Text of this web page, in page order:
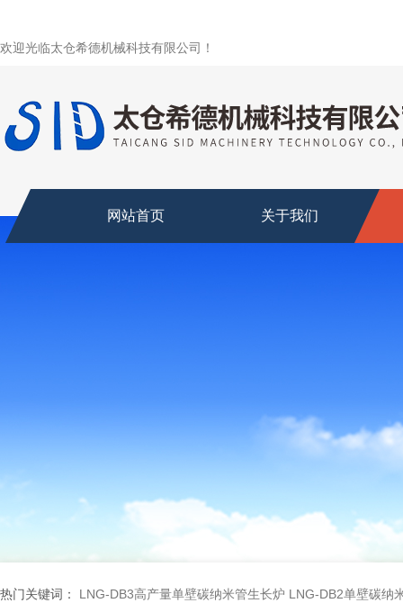
欢迎光临太仓希德机械科技有限公司！
网站首页 关于我们
热门关键词： LNG-DB3高产量单壁碳纳米管生长炉 LNG-DB2单壁碳纳